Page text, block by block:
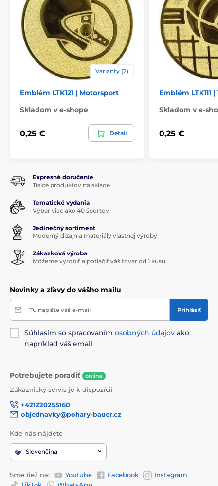
Varianty (2)
Emblém LTK121 | Motorsport
Skladom v e-shope
0,25 € Detail
Emblém LTK111
Skladom v e-
0,25 €
Expresné doručenie
Tisíce produktov na sklade
Tematické vydania
Výber viac ako 40 športov
Jedinečný sortiment
Moderný dizajn a materiály vlastnej výroby
Zákazková výroba
Môžeme vyrobiť a potlačiť váš tovar od 1 kusu
Novinky a zľavy do vášho mailu
Tu napíšte váš e-mail Prihlásiť
Súhlasím so spracovaním osobných údajov ako
napríklad váš email
Potrebujete poradiť online
Zákaznický servis je k dispozícii
+421220255160
objednavky@pohary-bauer.cz
Kde nás nájdete
Slovenčina
Sme tiež na: Youtube Facebook
Instagram